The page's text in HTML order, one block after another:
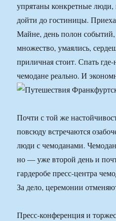
упрятаны конкретные
дойти до гостиницы.
Майне, день полон
множество, умаялись,
приличная стоит. Спать
чемодане реально. И
Почти с той же
повсюду встречаются
люди с чемоданами.
но — уже второй день и
гардеробе пресс-центра
За дело, церемонии
Пресс-конференция и